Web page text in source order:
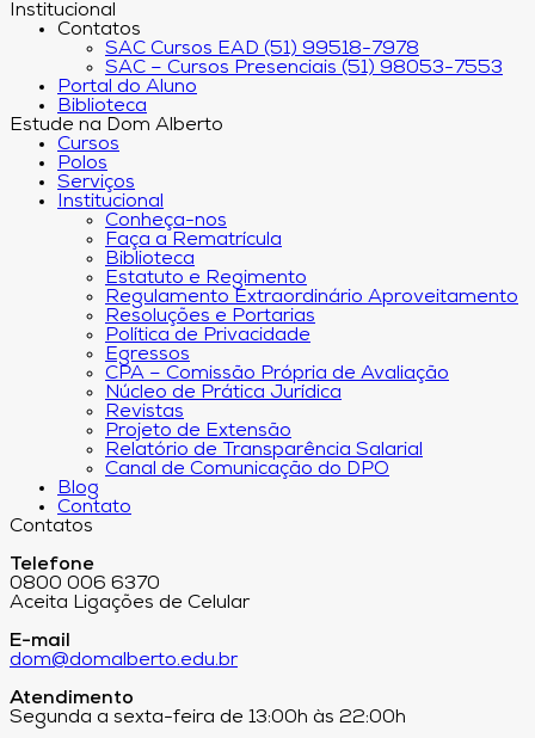
Institucional
Contatos
SAC Cursos EAD (51) 99518-7978
SAC – Cursos Presenciais (51) 98053-7553
Portal do Aluno
Biblioteca
Estude na Dom Alberto
Cursos
Polos
Serviços
Institucional
Conheça-nos
Faça a Rematrícula
Biblioteca
Estatuto e Regimento
Regulamento Extraordinário Aproveitamento
Resoluções e Portarias
Política de Privacidade
Egressos
CPA – Comissão Própria de Avaliação
Núcleo de Prática Jurídica
Revistas
Projeto de Extensão
Relatório de Transparência Salarial
Canal de Comunicação do DPO
Blog
Contato
Contatos
Telefone
0800 006 6370
Aceita Ligações de Celular
E-mail
dom@domalberto.edu.br
Atendimento
Segunda a sexta-feira de 13:00h às 22:00h